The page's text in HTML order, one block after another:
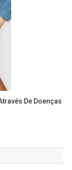
De Doenças